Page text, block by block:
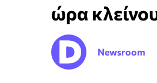
ώρα
Newsroom